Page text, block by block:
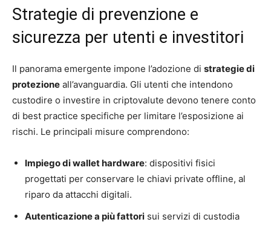
Strategie di prevenzione e
sicurezza per utenti e investitori
Il panorama emergente impone l’adozione di strategie di
protezione all’avanguardia. Gli utenti che intendono
custodire o investire in criptovalute devono tenere conto
di best practice specifiche per limitare l’esposizione ai
rischi. Le principali misure comprendono:
Impiego di wallet hardware: dispositivi fisici
progettati per conservare le chiavi private offline, al
riparo da attacchi digitali.
Autenticazione a più fattori sui servizi di custodia